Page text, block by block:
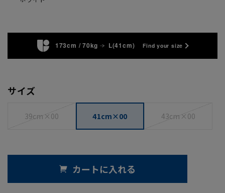
173cm / 70kg L(41cm) Find your size
サイズ
39cm×00 41cm×00 43cm×00
カートに入れる